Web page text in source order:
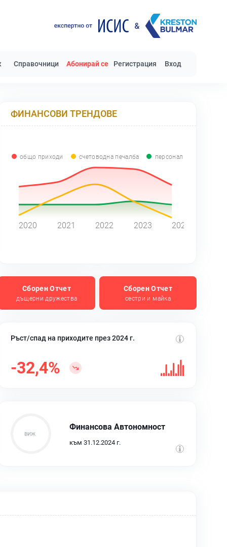
Справочници Абонирай се Регистрация Вход
ФИНАНСОВИ ТРЕНДОВЕ
общо приходи счетоводна печалба персонал
2020 2021 2022 2023 2024
Сборен Отчет
дъщерни дружества
Сборен Отчет
сестри и майка
Ръст/спад на приходите през 2024 г.
-32,4%
Финансова Автономност
към 31.12.2024 г.